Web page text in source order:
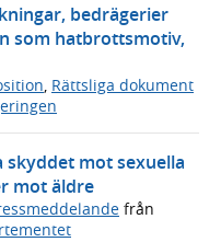
bedrägerier
som hatbrottsmotiv,
Rättsliga dokument
mot sexuella
mot äldre
från